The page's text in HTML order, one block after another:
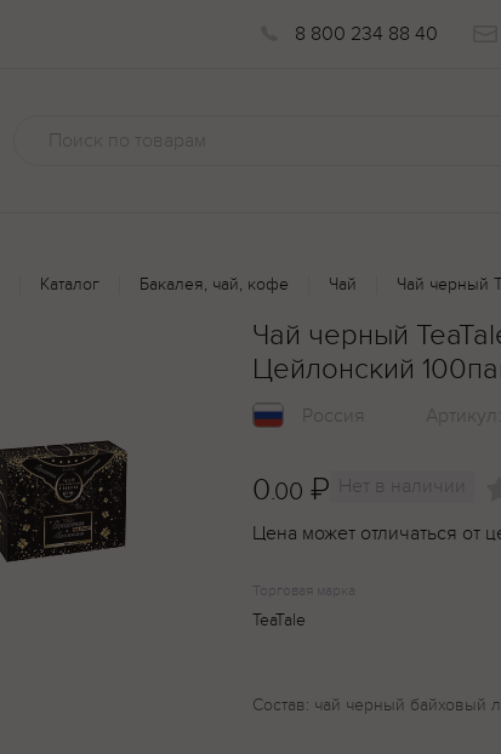
8 800 234 88 40
Каталог Бакалея, чай, кофе Чай Чай черный
Чай черный
Цейлонский
Россия Артикул:
0.00 ₽ Нет в наличии
Цена может отличаться от
Торговая марка
TeaTale
Состав: чай черный байховый